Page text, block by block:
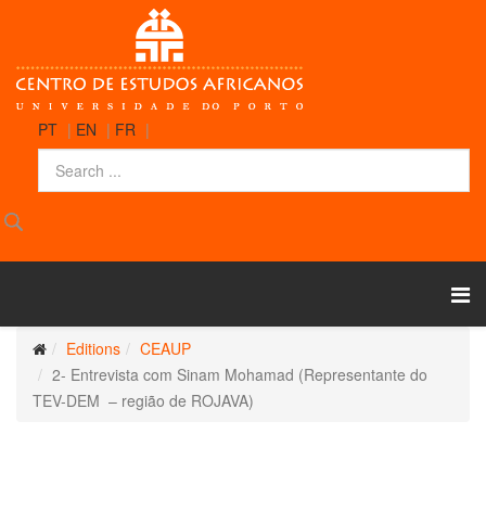
PT | EN | FR |
Editions
CEAUP
2- Entrevista com Sinam Mohamad (Representante do
TEV-DEM – região de ROJAVA)